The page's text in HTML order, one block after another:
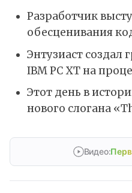
Разработчик
обесценивания
Энтузиаст создал
IBM PC XT на
Этот день в
нового слогана
Видео: